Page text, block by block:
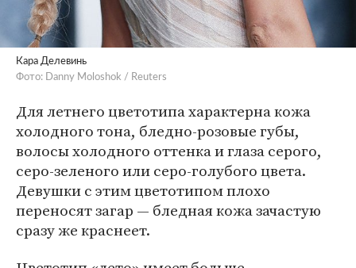
Кара Делевинь
Фото: Danny Moloshok / Reuters
Для летнего цветотипа характерна кожа
холодного тона, бледно-розовые губы,
волосы холодного оттенка и глаза серого,
серо-зеленого или серо-голубого цвета.
Девушки с этим цветотипом плохо
переносят загар — бледная кожа зачастую
сразу же краснеет.